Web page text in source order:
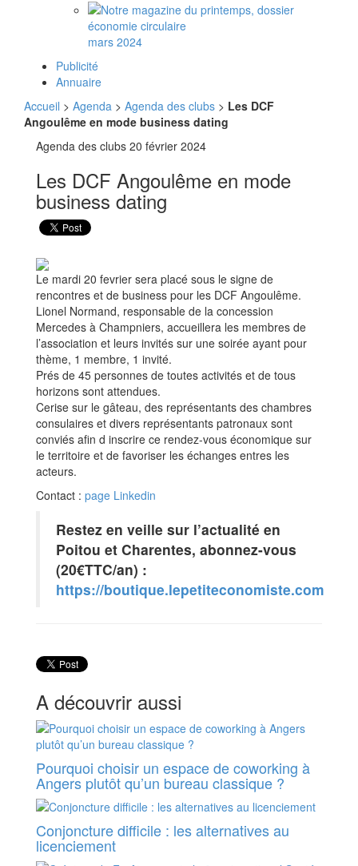
mars 2024
Publicité
Annuaire
Accueil > Agenda > Agenda des clubs > Les DCF
Angoulême en mode business dating
Agenda des clubs 20 février 2024
Les DCF Angoulême en mode
business dating
Le mardi 20 fevrier sera placé sous le signe de
rencontres et de business pour les DCF Angoulême.
Lionel Normand, responsable de la concession
Mercedes à Champniers, accueillera les membres de
l’association et leurs invités sur une soirée ayant pour
thème, 1 membre, 1 invité.
Prés de 45 personnes de toutes activités et de tous
horizons sont attendues.
Cerise sur le gâteau, des représentants des chambres
consulaires et divers représentants patronaux sont
conviés afin d inscrire ce rendez-vous économique sur
le territoire et de favoriser les échanges entres les
acteurs.
Contact : page Linkedin
Restez en veille sur l’actualité en
Poitou et Charentes, abonnez-vous
(20€TTC/an) :
https://boutique.lepetiteconomiste.com
A découvrir aussi
Pourquoi choisir un espace de coworking à
Angers plutôt qu’un bureau classique ?
Conjoncture difficile : les alternatives au
licenciement